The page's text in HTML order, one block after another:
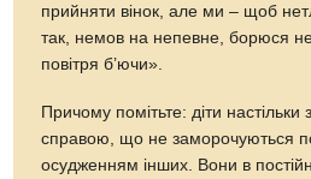
прийняти вінок, але ми – щоб
так, немов на непевне, борюся
повітря б’ючи».
Причому помітьте: діти
справою, що не заморочуються
осудженням інших. Вони в